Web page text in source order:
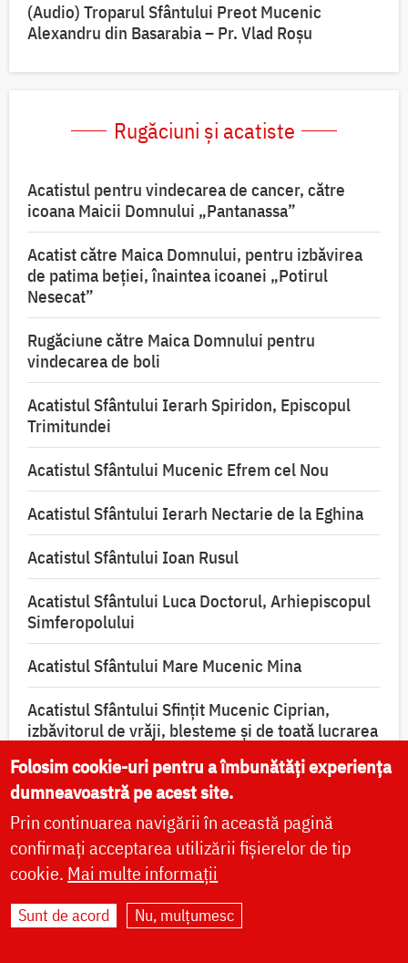
(Audio) Troparul Sfântului Preot Mucenic
Alexandru din Basarabia – Pr. Vlad Roșu
Rugăciuni și acatiste
Acatistul pentru vindecarea de cancer, către
icoana Maicii Domnului „Pantanassa”
Acatist către Maica Domnului, pentru izbăvirea
de patima beției, înaintea icoanei „Potirul
Nesecat”
Rugăciune către Maica Domnului pentru
vindecarea de boli
Acatistul Sfântului Ierarh Spiridon, Episcopul
Trimitundei
Acatistul Sfântului Mucenic Efrem cel Nou
Acatistul Sfântului Ierarh Nectarie de la Eghina
Acatistul Sfântului Ioan Rusul
Acatistul Sfântului Luca Doctorul, Arhiepiscopul
Simferopolului
Acatistul Sfântului Mare Mucenic Mina
Acatistul Sfântului Sfințit Mucenic Ciprian,
izbăvitorul de vrăji, blesteme și de toată lucrarea
VIAȚA BISERICII
Folosim cookie-uri pentru a îmbunătăți experiența
dumneavoastră pe acest site.
Prin continuarea navigării în această pagină
confirmați acceptarea utilizării fișierelor de tip
cookie. Mai multe informații
Sunt de acord Nu, mulțumesc